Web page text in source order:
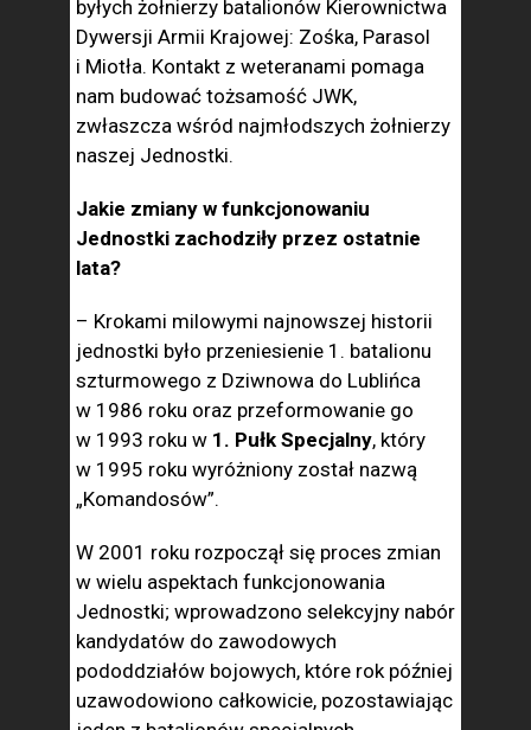
byłych żołnierzy batalionów Kierownictwa
Dywersji Armii Krajowej: Zośka, Parasol
i Miotła. Kontakt z weteranami pomaga
nam budować tożsamość JWK,
zwłaszcza wśród najmłodszych żołnierzy
naszej Jednostki.
Jakie zmiany w funkcjonowaniu
Jednostki zachodziły przez ostatnie
lata?
– Krokami milowymi najnowszej historii
jednostki było przeniesienie 1. batalionu
szturmowego z Dziwnowa do Lublińca
w 1986 roku oraz przeformowanie go
w 1993 roku w 1. Pułk Specjalny, który
w 1995 roku wyróżniony został nazwą
„Komandosów”.
W 2001 roku rozpoczął się proces zmian
w wielu aspektach funkcjonowania
Jednostki; wprowadzono selekcyjny nabór
kandydatów do zawodowych
pododdziałów bojowych, które rok później
uzawodowiono całkowicie, pozostawiając